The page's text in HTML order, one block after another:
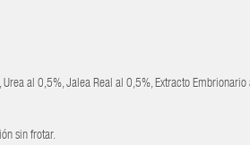
al 0,5%, Jalea Real al 0,5%, Extracto
sin frotar.